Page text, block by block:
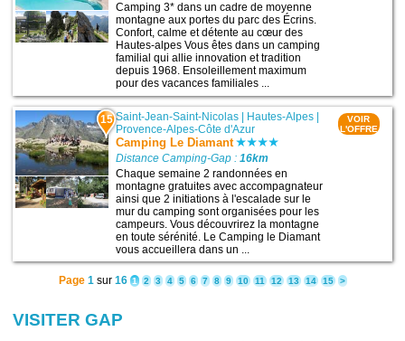
Camping 3* dans un cadre de moyenne
montagne aux portes du parc des Écrins.
Confort, calme et détente au cœur des
Hautes-alpes Vous êtes dans un camping
familial qui allie innovation et tradition
depuis 1968. Ensoleillement maximum
pour des vacances familiales ...
15 Saint-Jean-Saint-Nicolas | Hautes-Alpes |
Provence-Alpes-Côte d'Azur
Camping Le Diamant
Distance Camping-Gap :16km
Chaque semaine 2 randonnées en
montagne gratuites avec accompagnateur
ainsi que 2 initiations à l'escalade sur le
mur du camping sont organisées pour les
campeurs. Vous découvrirez la montagne
en toute sérénité. Le Camping le Diamant
vous accueillera dans un ...
VOIR
L'OFFRE
Page 1sur 16 1 2 3 4 5 6 7 8 9 10 11 12 13 14 15 >
VISITER GAP